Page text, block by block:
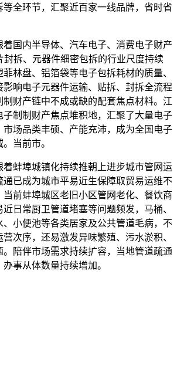
等全环节，汇聚近百家一线品牌，省时省
内半导体、汽车电子、消费电子财产
封拆、元器件细密包拆的行业尺度持续
林盘、铝箔袋等电子包拆耗材的质量、
响电子元器件运输、贴拆、封拆全流程
制财产链中不成或缺的配套焦点材料。江
子制制财产焦点堆积地，汇聚了大量电子
市场品类丰硕、产能充沛，成为全国电子
当前市。
蚌埠城镇化持续推朝上进步城市管网运
通已成为城市平易近生保障取贸易运维不
当前蚌埠城区老旧小区管网老化、餐饮商
日常厨卫管道堵塞等问题频发，马桶、
、小便池等各类居家及公共管道毛病，不
次序，还易激发异味繁殖、污水淤积、
。陪伴市场需求持续扩容，当地管道疏通
事从体数量持续增加。